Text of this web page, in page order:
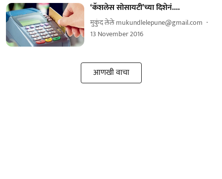
‘कॅशलेस सोसायटी’च्या दिशेनं....
मुकुंद लेले mukundlelepune@gmail.com
13 November 2016
आणखी वाचा